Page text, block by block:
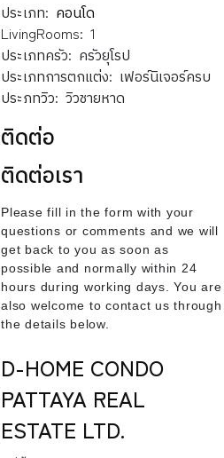
ประเภท: คอนโด
LivingRooms: 1
ประเภทครัว: ครัวยุโรป
ประเภทการตกแต่ง: เฟอร์นิเจอร์ครบ
ประภทวิว: วิวชายหาด
ติดต่อ
ติดต่อเรา
Please fill in the form with your
questions or comments and we will
get back to you as soon as
possible and normally within 24
hours during working days. You are
also welcome to contact us through
the details below.
D-HOME CONDO
PATTAYA REAL
ESTATE LTD.